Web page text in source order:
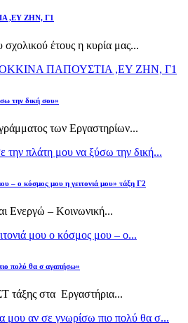
,ΕΥ ΖΗΝ, Γ1
σχολικού έτους η κυρία μας...
ΠΑΠΟΥΣΤΙΑ ,ΕΥ ΖΗΝ, Γ1
την δική σου»
των Εργαστηρίων...
την πλάτη μου να ξύσω την δική...
– ο κόσμος μου η γειτονιά μου» τάξη Γ2
Ενεργώ – Κοινωνική...
μου ο κόσμος μου – ο...
πολύ θα σ αγαπήσω»
τάξης στα Εργαστήρια...
μου αν σε γνωρίσω πιο πολύ θα σ...